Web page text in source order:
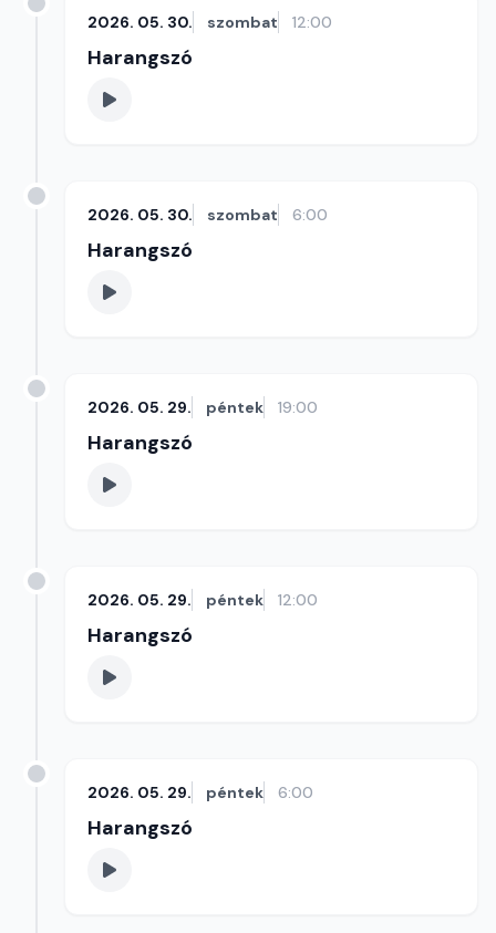
2026. 05. 30. szombat 12:00
Harangszó
2026. 05. 30. szombat 6:00
Harangszó
2026. 05. 29. péntek 19:00
Harangszó
2026. 05. 29. péntek 12:00
Harangszó
2026. 05. 29. péntek 6:00
Harangszó